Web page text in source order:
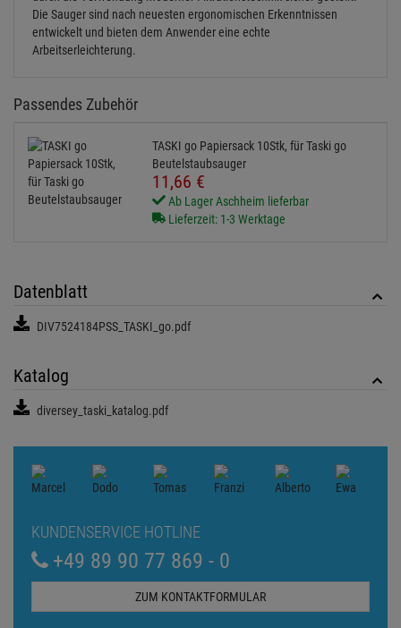
- Artikelnummer: DIV7514889
TASKI go Teleskopsaugrohr, 32mm - Artikelnummer: DIV7514937
TASKI go Standard Universaldüse 26cm (32mm) - Artikelnummer:
DIV8500740
DIV7524290
TASKI AERO 8/15 Zubehörset (1Ritzendüse & 1Pinseldüse) -
Artikelnummer: DIV7524299
Mit den TASKI Staub- und Bürstsaugern wird eine gute Luftqualität
Arbeitserleichterung.
Beutelstaubsauger
Ab Lager Aschheim lieferbar
Lieferzeit: 1-3 Werktage
Datenblatt
DIV7524184PSS_TASKI_go.pdf